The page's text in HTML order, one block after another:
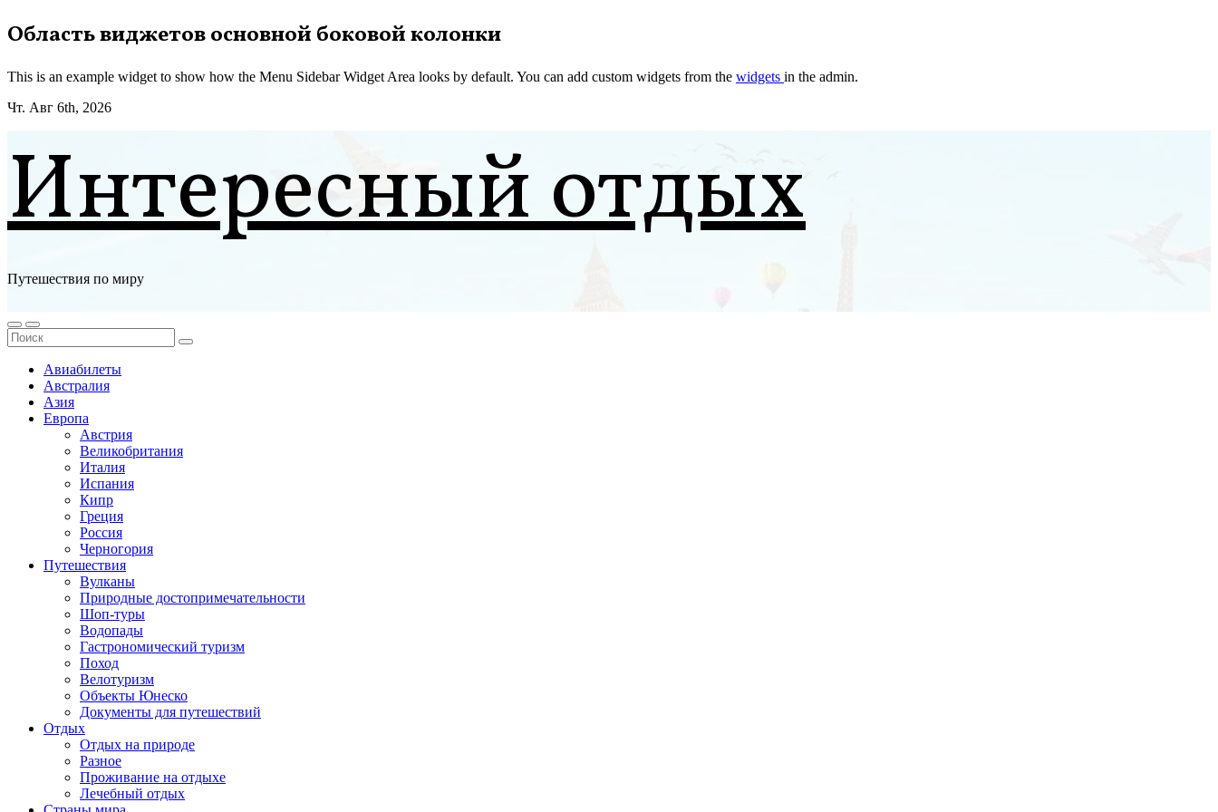
Перейти
к
Область виджетов основной боковой колонки
This is an example widget to show how the Menu Sidebar Widget Area looks by default. You can add custom widgets from the widgets in the admin.
Чт. Авг 6th, 2026
Интересный отдых
Путешествия по миру
Авиабилеты
Австралия
Азия
Европа
Австрия
Великобритания
Италия
Испания
Кипр
Греция
Россия
Черногория
Путешествия
Вулканы
Природные достопримечательности
Шоп-туры
Водопады
Гастрономический туризм
Поход
Велотуризм
Объекты Юнеско
Документы для путешествий
Отдых
Отдых на природе
Разное
Проживание на отдыхе
Лечебный отдых